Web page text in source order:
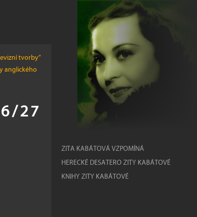
tvorby”
anglického
27
ZITA KABÁTOVÁ VZPOMÍNÁ
HERECKÉ DESATERO ZITY KABÁTOVÉ
KNIHY ZITY KABÁTOVÉ